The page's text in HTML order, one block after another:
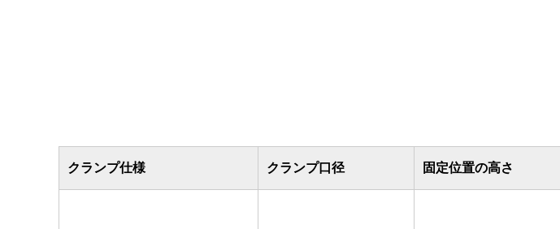
クランプ仕様 クランプ口径 固定位置の高さ